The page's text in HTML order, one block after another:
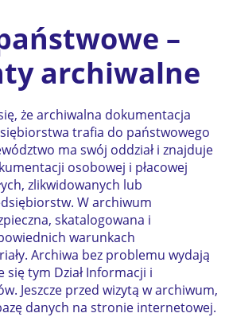
–
archiwalne
że archiwalna dokumentacja
trafia do państwowego
ma swój oddział i znajduje
osobowej i płacowej
zlikwidowanych lub
W archiwum
skatalogowana i
warunkach
Archiwa bez problemu wydają
się tym Dział Informacji i
Jeszcze przed wizytą w archiwum,
danych na stronie internetowej.